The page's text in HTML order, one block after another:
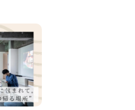
での移動を検討されている方